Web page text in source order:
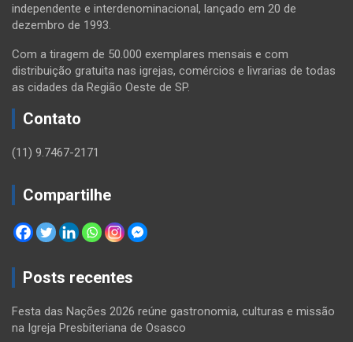
independente e interdenominacional, lançado em 20 de
dezembro de 1993.
Com a tiragem de 50.000 exemplares mensais e com
distribuição gratuita nas igrejas, comércios e livrarias de todas
as cidades da Região Oeste de SP.
Contato
(11) 9.7467-2171
Compartilhe
Posts recentes
Festa das Nações 2026 reúne gastronomia, culturas e missão
na Igreja Presbiteriana de Osasco